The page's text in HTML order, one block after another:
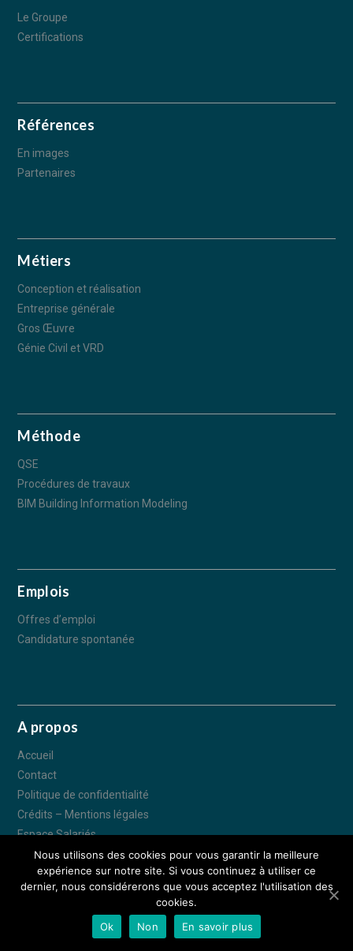
Le Groupe
Certifications
Références
En images
Partenaires
Métiers
Conception et réalisation
Entreprise générale
Gros Œuvre
Génie Civil et VRD
Méthode
QSE
Procédures de travaux
BIM Building Information Modeling
Emplois
Offres d’emploi
Candidature spontanée
A propos
Accueil
Contact
Politique de confidentialité
Crédits – Mentions légales
Espace Salariés
© IDEA CONSTRUCTION 2018 - Tous droits réservés - 70 Avenue des
Tilleuls 57190 FLORANGE – Espace Salariés –Crédits - Mentions légales
– Réalisation :Déclic communication
Nous utilisons des cookies pour vous garantir la meilleure
expérience sur notre site. Si vous continuez à utiliser ce
dernier, nous considérerons que vous acceptez l'utilisation des
cookies.
Ok
Non En savoir plus
APPELEZ-NOUS NOUS TROUVER